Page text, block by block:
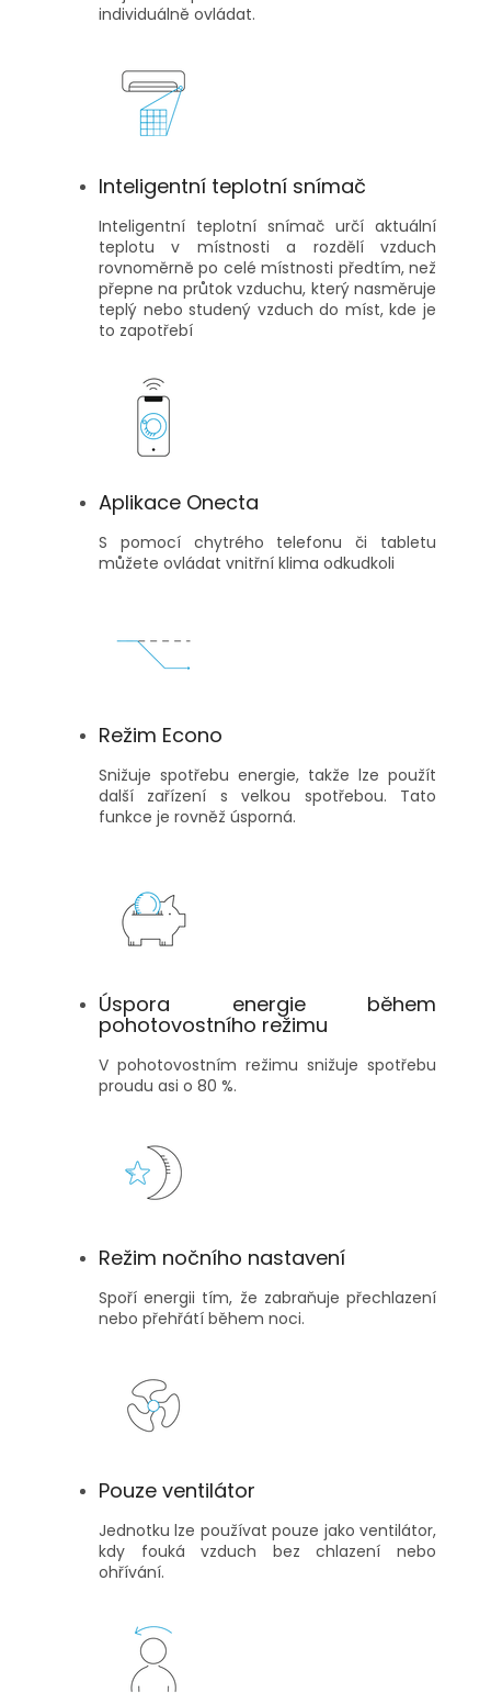
individuálně ovládat.
Inteligentní teplotní snímač
Inteligentní teplotní snímač určí aktuální
teplotu v místnosti a rozdělí vzduch
rovnoměrně po celé místnosti předtím, než
přepne na průtok vzduchu, který nasměruje
teplý nebo studený vzduch do míst, kde je
to zapotřebí
Aplikace Onecta
S pomocí chytrého telefonu či tabletu
můžete ovládat vnitřní klima odkudkoli
Režim Econo
Snižuje spotřebu energie, takže lze použít
další zařízení s velkou spotřebou. Tato
funkce je rovněž úsporná.
Úspora energie během
pohotovostního režimu
V pohotovostním režimu snižuje spotřebu
proudu asi o 80 %.
Režim nočního nastavení
Spoří energii tím, že zabraňuje přechlazení
nebo přehřátí během noci.
Pouze ventilátor
Jednotku lze používat pouze jako ventilátor,
kdy fouká vzduch bez chlazení nebo
ohřívání.